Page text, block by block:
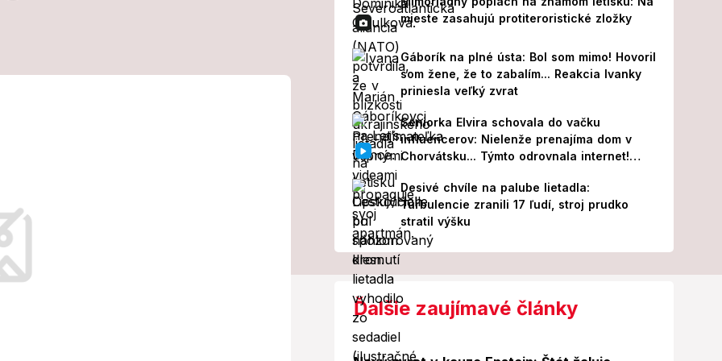
mladej
roku jej
mieste zasahujú protiteroristické zložky
Gáborík na plné ústa: Bol som mimo! Hovoril
som žene, že to zabalím... Reakcia Ivanky
priniesla veľký zvrat
Seniorka Elvira schovala do vačku
influencerov: Nielenže prenajíma dom v
Chorvátsku... Týmto odrovnala internet!
Desivé chvíle na palube lietadla:
Turbulencie zranili 17 ľudí, stroj prudko
stratil výšku
Ďalšie zaujímavé články